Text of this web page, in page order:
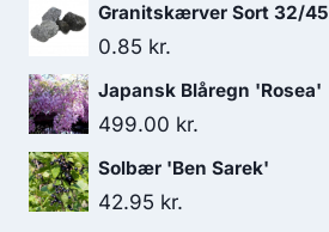
Granitskærver Sort 32/
0.85 kr.
Japansk Blåregn 'Rosea'
499.00 kr.
Solbær 'Ben Sarek'
42.95 kr.